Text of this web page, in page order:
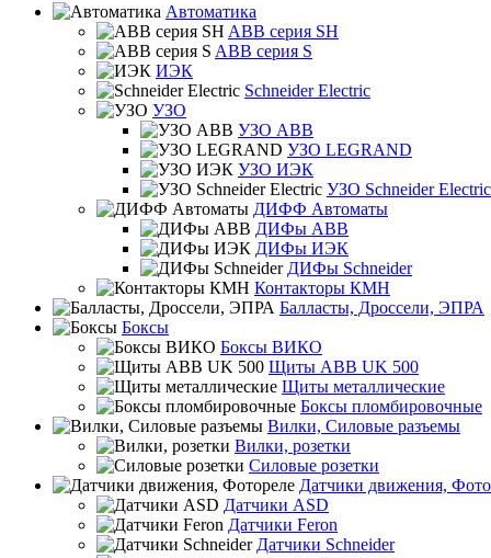
Автоматика
ABB серия SH
ABB серия S
ИЭК
Schneider Electric
УЗО
УЗО ABB
УЗО LEGRAND
УЗО ИЭК
УЗО Schneider Electric
ДИФФ Автоматы
ДИФы ABB
ДИФы ИЭК
ДИФы Schneider
Контакторы КМН
Балласты, Дроссели, ЭПРА
Боксы
Боксы ВИКО
Щиты ABB UK 500
Щиты металлические
Боксы пломбировочные
Вилки, Силовые разъемы
Вилки, розетки
Силовые розетки
Датчики движения,
Датчики ASD
Датчики Feron
Датчики Schneider